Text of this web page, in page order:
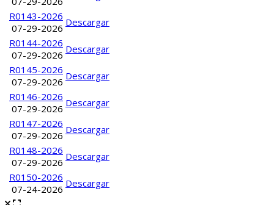
R0143-2026
07-29-2026 Descargar
R0144-2026
07-29-2026 Descargar
R0145-2026
07-29-2026 Descargar
R0146-2026
07-29-2026 Descargar
R0147-2026
07-29-2026 Descargar
R0148-2026
07-29-2026 Descargar
R0150-2026
07-24-2026 Descargar